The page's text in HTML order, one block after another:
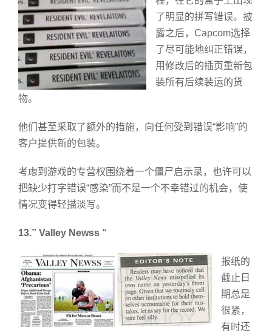
了明显的拼写错误。披
露之后，Capcom选择
了尽可能地纠正错误，
用修改后的插页重新包
装所有后续装运的货
物。
他们甚至采取了额外的措施，向任何受到错误“影响”的
客户提供新的包装。
考虑到游戏的专营权围绕着一个僵尸启示录，也许可以
把缺少打字错误“感染”而不是一个不幸错过的机会，使
情况变得轻描淡写。
13.” Valley Newss “
报纸的
截止日
期总是
很紧，
有时还